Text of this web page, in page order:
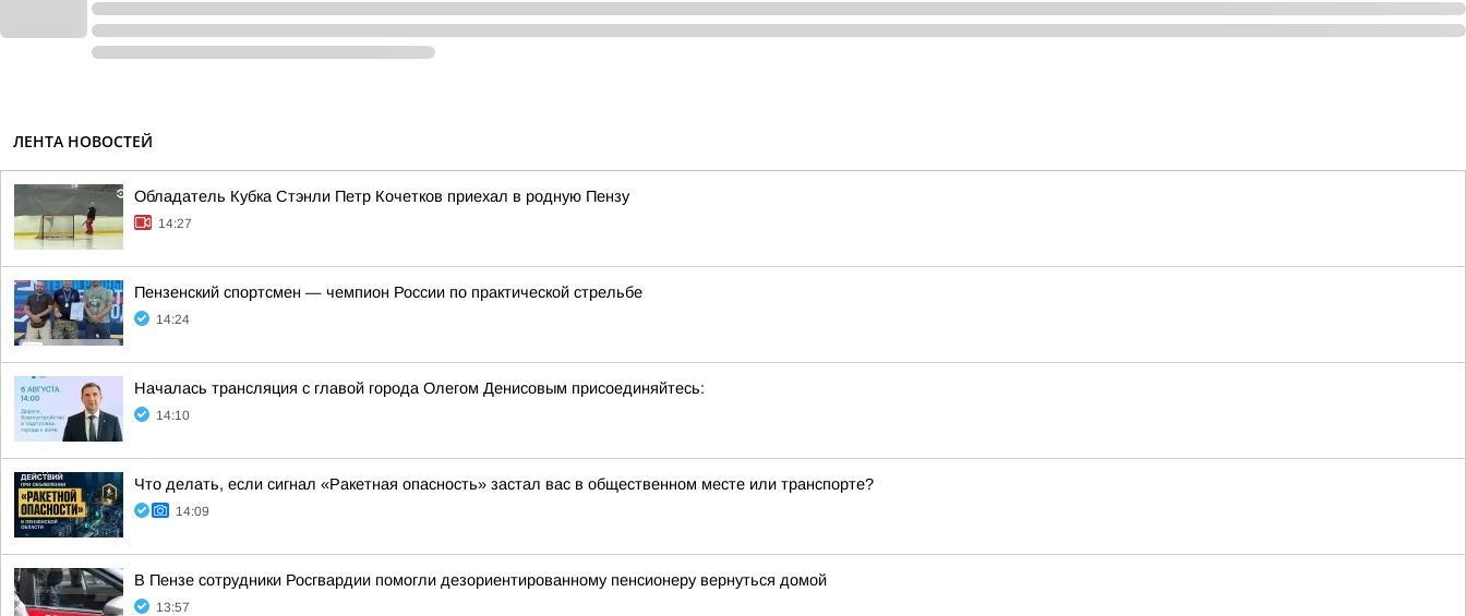
ЛЕНТА НОВОСТЕЙ
Обладатель Кубка Стэнли Петр Кочетков приехал в родную Пензу
14:27
Пензенский спортсмен — чемпион России по практической стрельбе
14:24
Началась трансляция с главой города Олегом Денисовым присоединяйтесь:
14:10
Что делать, если сигнал «Ракетная опасность» застал вас в общественном месте или транспорте?
14:09
В Пензе сотрудники Росгвардии помогли дезориентированному пенсионеру вернуться домой
13:57